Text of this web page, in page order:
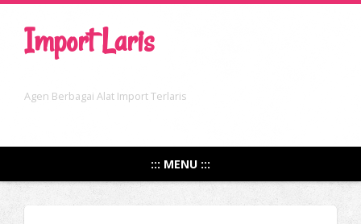
Import Laris
Agen Berbagai Alat Import Terlaris
::: MENU :::